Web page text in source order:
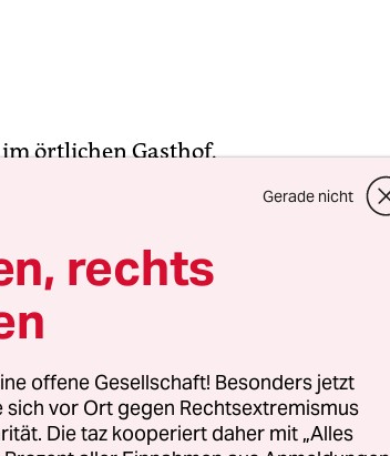
örtlichen Gasthof.
den
umgeben von
Mann. In
ausgewiesen
besaß, galten
sie durch einen
bin anwesend, ich
Gerade nicht
rechts
offene Gesellschaft! Besonders jetzt
sich vor Ort gegen Rechtsextremismus
Die taz kooperiert daher mit „Alles